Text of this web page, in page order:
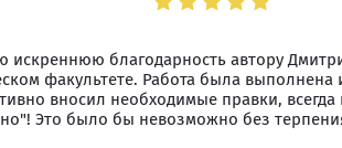
искреннюю благодарность автору
факультете. Работа была
вносил необходимые правки,
Это было бы невозможно без